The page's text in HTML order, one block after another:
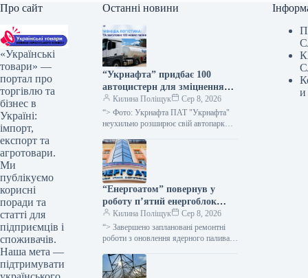
Про сайт
«Українські
товари» —
портал про
торгівлю та
бізнес в
Україні:
імпорт,
експорт та
агротовари.
Ми
публікуємо
корисні
поради та
статті для
підприємців і
споживачів.
Наша мета —
підтримувати
Останні новини
“Укрнафта” придбає 100
автоцистерн для зміцнення
безпеки доставки палива
Килина Поліщук
Сер 8, 2026
“> Фото: Укрнафта ПАТ "Укрнафта"
неухильно розширює свій автопарк
забезпечення пальним по всій території
держави, проінформувала…
“Енергоатом” повернув у
роботу п’ятий енергоблок
після планового технічного
обслуговування.
Килина Поліщук
Сер 8, 2026
“> Завершено заплановані ремонтні
роботи з оновлення ядерного палива
електростанцій, а також технічне
обслуговування двох…
и